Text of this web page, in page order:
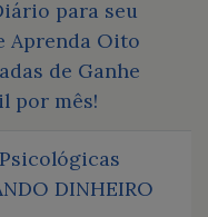
para seu
Aprenda Oito
de Ganhe
por mês!
DINHEIRO